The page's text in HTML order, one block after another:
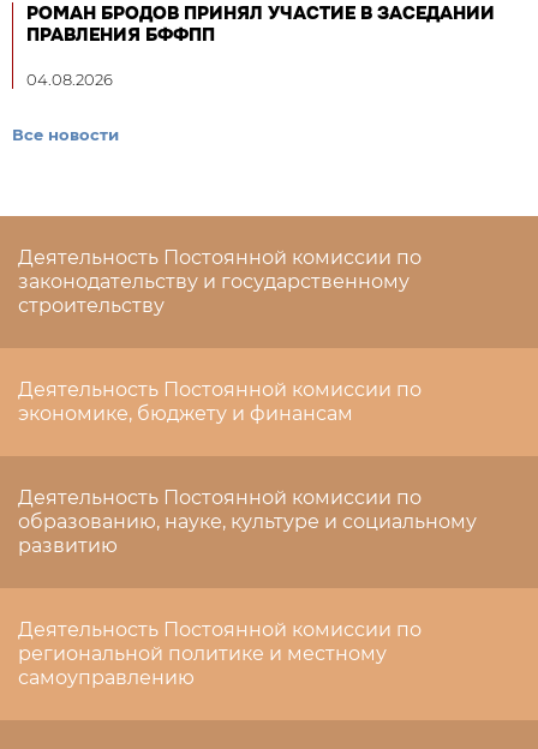
РОМАН БРОДОВ ПРИНЯЛ УЧАСТИЕ В ЗАСЕДАНИИ
ПРАВЛЕНИЯ БФФПП
04.08.2026
Все новости
Деятельность Постоянной комиссии по
законодательству и государственному
строительству
Деятельность Постоянной комиссии по
экономике, бюджету и финансам
Деятельность Постоянной комиссии по
образованию, науке, культуре и социальному
развитию
Деятельность Постоянной комиссии по
региональной политике и местному
самоуправлению